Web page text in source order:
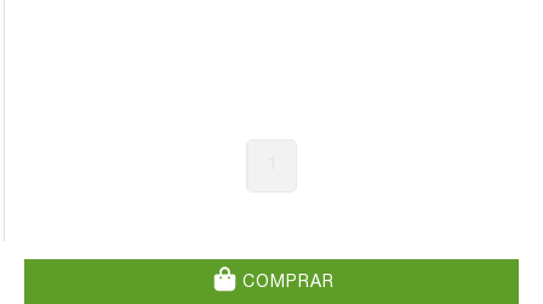
COMPRAR